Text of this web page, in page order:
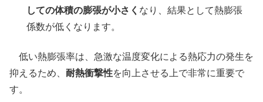
しての体積の膨張が小さく なり、結果として熱膨張
係数が低くなります。
低い熱膨張率は、急激な温度変化による熱応力の発生を
抑えるため、 耐熱衝撃性を向上させる上で非常に重要で
す。